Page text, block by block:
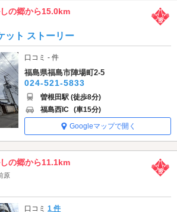
の郷から15.0km
ット ストーリー
口コミ - 件
福島県福島市陣場町2-5
024-521-5833
曽根田駅 (徒歩8分)
福島西IC (車15分)
Googleマップで開く
の郷から11.1km
原
口コミ1 件